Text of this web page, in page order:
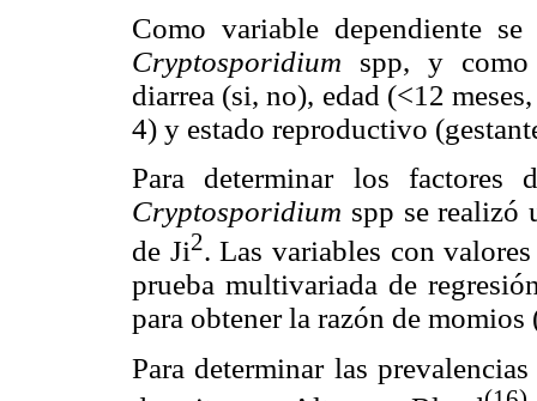
Como variable dependiente
Cryptosporidium spp, y como
diarrea (si, no), edad (<12
4) y estado reproductivo
Para determinar los factores
Cryptosporidium spp se realizó
de Ji2. Las variables con
prueba multivariada de
para obtener la razón de
Para determinar las